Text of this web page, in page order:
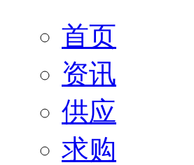
首页
资讯
供应
求购